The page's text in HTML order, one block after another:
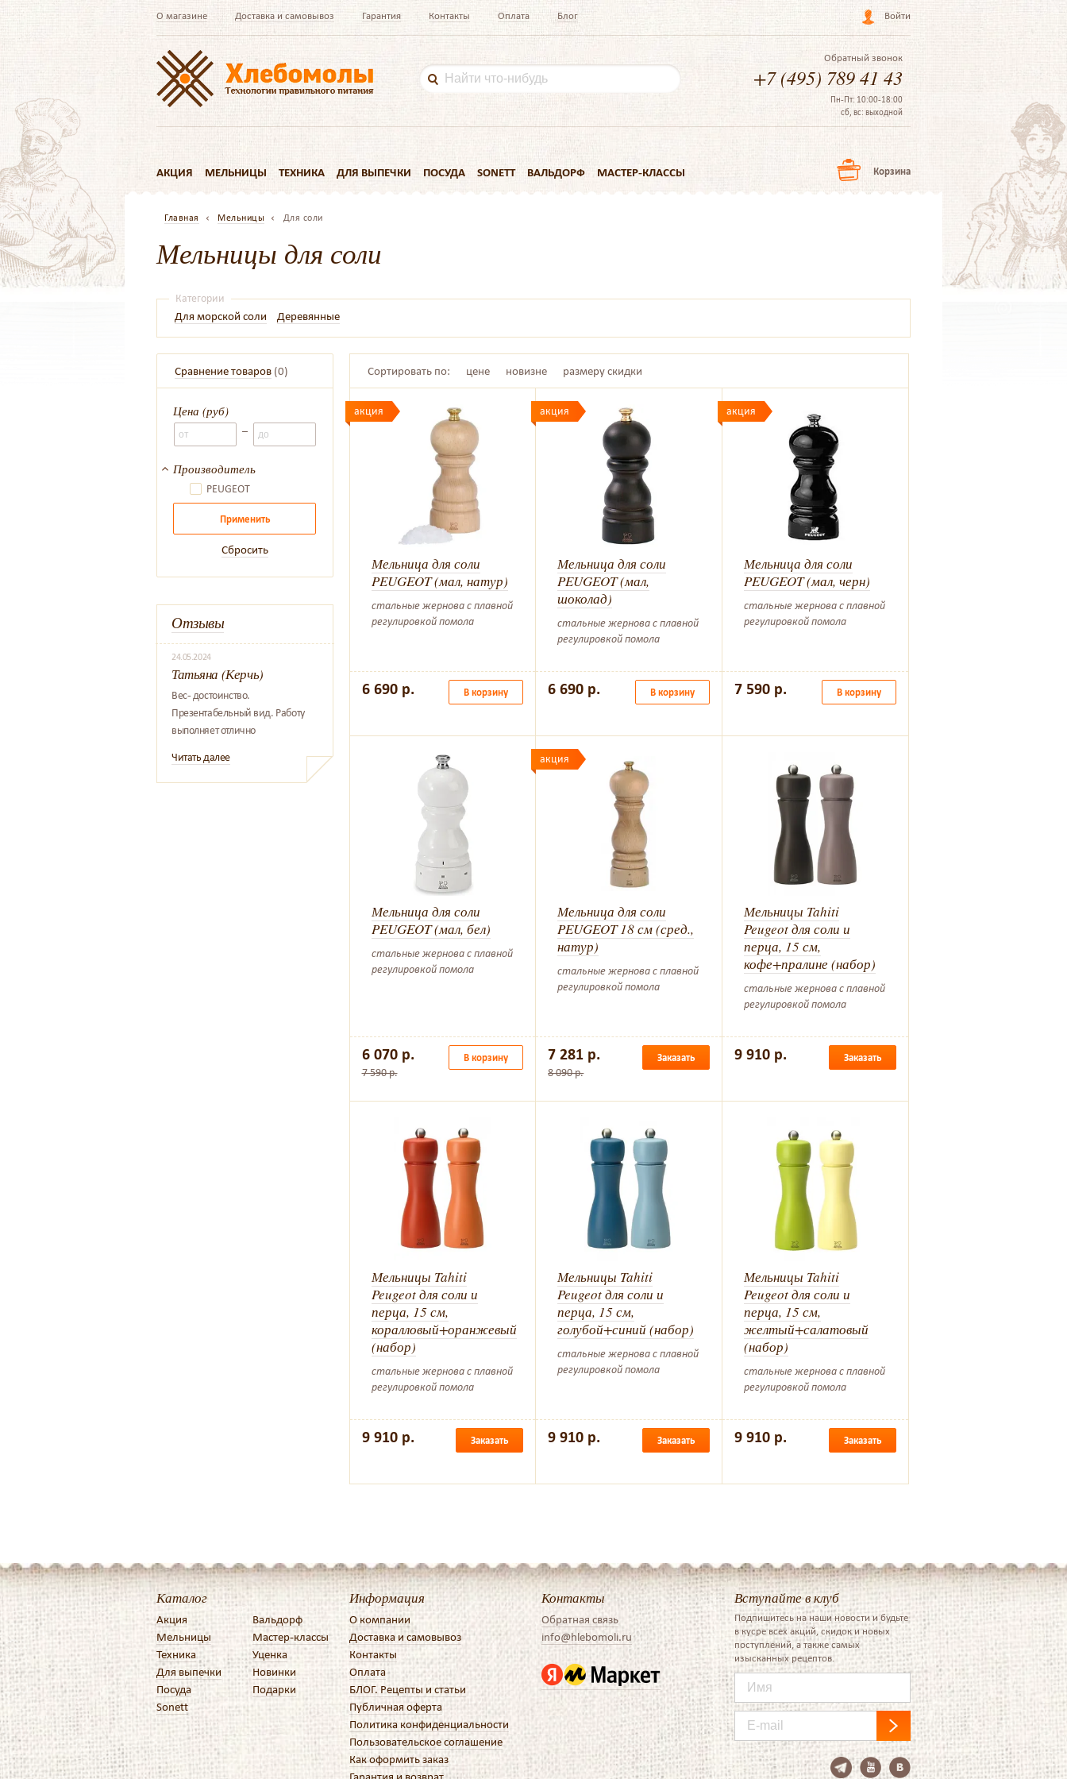
О магазине Доставка и самовывоз Гарантия Контакты Оплата Блог Войти
Обратный звонок
+7 (495) 789 41 43
Пн-Пт: 10:00-18:00
сб, вс: выходной
АКЦИЯ МЕЛЬНИЦЫ ТЕХНИКА ДЛЯ ВЫПЕЧКИ ПОСУДА SONETT ВАЛЬДОРФ МАСТЕР-КЛАССЫ Корзина
Главная Мельницы Для соли
Мельницы для соли
Категории
Для морской соли Деревянные
Сравнение товаров (0)
Цена (руб)
–
Производитель
PEUGEOT
Применить
Сбросить
Отзывы
24.05.2024
Татьяна (Керчь)
Вес- достоинство.
Презентабельный вид. Работу
выполняет отлично
Читать далее
Сортировать по: цене новизне размеру скидки
акция
Мельница для соли
PEUGEOT (мал, натур)
стальные жернова с плавной
регулировкой помола
6 690 р. В корзину
акция
Мельница для соли
PEUGEOT (мал,
шоколад)
стальные жернова с плавной
регулировкой помола
6 690 р. В корзину
акция
Мельница для соли
PEUGEOT (мал, черн)
стальные жернова с плавной
регулировкой помола
7 590 р. В корзину
Мельница для соли
PEUGEOT (мал, бел)
стальные жернова с плавной
регулировкой помола
6 070 р.
7 590 р.
В корзину
акция
Мельница для соли
PEUGEOT 18 см (сред.,
натур)
стальные жернова с плавной
регулировкой помола
7 281 р.
8 090 р.
Заказать
Мельницы Tahiti
Peugeot для соли и
перца, 15 см,
кофе+пралине (набор)
стальные жернова с плавной
регулировкой помола
9 910 р. Заказать
Мельницы Tahiti
Peugeot для соли и
перца, 15 см,
коралловый+оранжевый
(набор)
стальные жернова с плавной
регулировкой помола
9 910 р. Заказать
Мельницы Tahiti
Peugeot для соли и
перца, 15 см,
голубой+синий (набор)
стальные жернова с плавной
регулировкой помола
9 910 р. Заказать
Мельницы Tahiti
Peugeot для соли и
перца, 15 см,
желтый+салатовый
(набор)
стальные жернова с плавной
регулировкой помола
9 910 р. Заказать
Каталог
Акция
Мельницы
Техника
Для выпечки
Посуда
Sonett
Вальдорф
Мастер-классы
Уценка
Новинки
Подарки
Информация
О компании
Доставка и самовывоз
Контакты
Оплата
БЛОГ. Рецепты и статьи
Публичная оферта
Политика конфиденциальности
Пользовательское соглашение
Как оформить заказ
Контакты
Обратная связь
info@hlebomoli.ru
Вступайте в клуб
Подпишитесь на наши новости и будьте
в кусре всех акций, скидок и новых
поступлений, а также самых
изысканных рецептов.